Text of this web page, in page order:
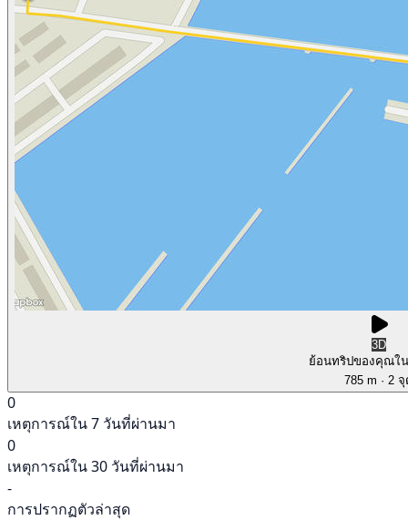
3D
ย้อนทริปของคุณใ
785 m · 2
0
เหตุการณ์ใน 7 วันที่ผ่านมา
0
เหตุการณ์ใน 30 วันที่ผ่านมา
-
การปรากฏตัวล่าสุด